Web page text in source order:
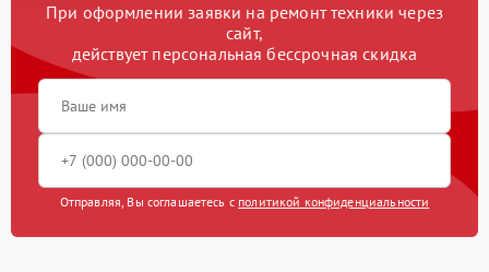
При оформлении заявки на ремонт техники через
сайт,
действует персональная бессрочная скидка
Отправляя, Вы соглашаетесь с политикой конфиденциальности